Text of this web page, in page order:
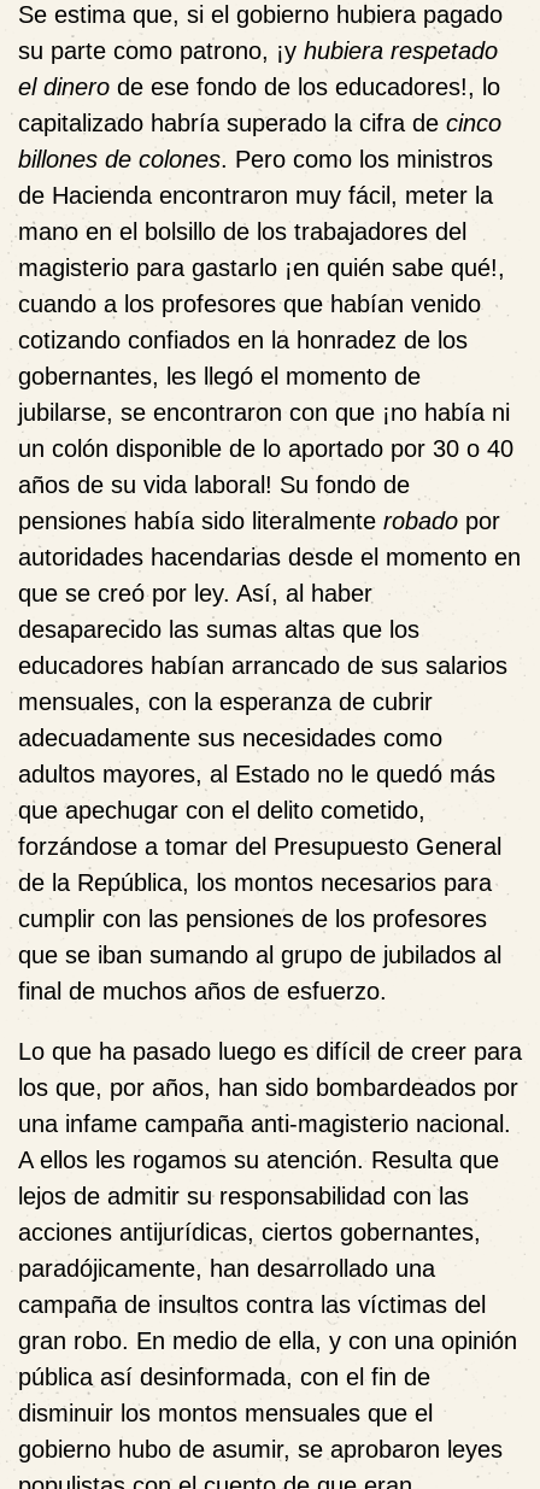
Se estima que, si el gobierno hubiera pagado
su parte como patrono, ¡y hubiera respetado
el dinero de ese fondo de los educadores!, lo
capitalizado habría superado la cifra de cinco
billones de colones. Pero como los ministros
de Hacienda encontraron muy fácil, meter la
mano en el bolsillo de los trabajadores del
magisterio para gastarlo ¡en quién sabe qué!,
cuando a los profesores que habían venido
cotizando confiados en la honradez de los
gobernantes, les llegó el momento de
jubilarse, se encontraron con que ¡no había ni
un colón disponible de lo aportado por 30 o 40
años de su vida laboral! Su fondo de
pensiones había sido literalmente robado por
autoridades hacendarias desde el momento en
que se creó por ley. Así, al haber
desaparecido las sumas altas que los
educadores habían arrancado de sus salarios
mensuales, con la esperanza de cubrir
adecuadamente sus necesidades como
adultos mayores, al Estado no le quedó más
que apechugar con el delito cometido,
forzándose a tomar del Presupuesto General
de la República, los montos necesarios para
cumplir con las pensiones de los profesores
que se iban sumando al grupo de jubilados al
final de muchos años de esfuerzo.
Lo que ha pasado luego es difícil de creer para
los que, por años, han sido bombardeados por
una infame campaña anti-magisterio nacional.
A ellos les rogamos su atención. Resulta que
lejos de admitir su responsabilidad con las
acciones antijurídicas, ciertos gobernantes,
paradójicamente, han desarrollado una
campaña de insultos contra las víctimas del
gran robo. En medio de ella, y con una opinión
pública así desinformada, con el fin de
disminuir los montos mensuales que el
gobierno hubo de asumir, se aprobaron leyes